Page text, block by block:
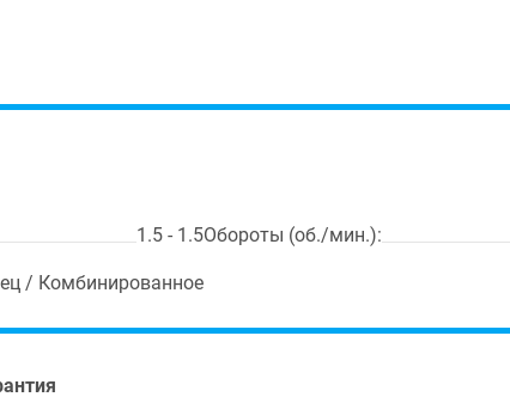
1.5 - 1.5Обороты (об./мин.):
/ Комбинированное